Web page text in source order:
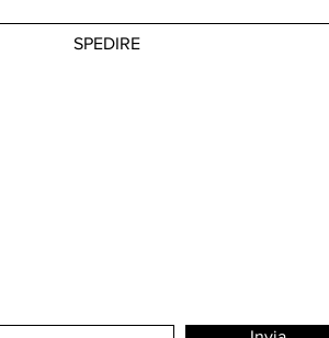
SPEDIRE